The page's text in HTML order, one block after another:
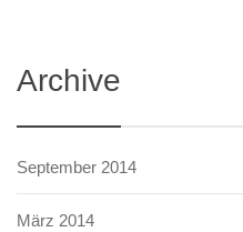
Archive
September 2014
März 2014